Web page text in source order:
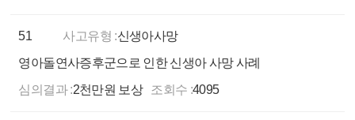
51 사고유형 :신생아사망
영아돌연사증후군으로 인한 신생아 사망 사례
심의결과 :2천만원 보상 조회수 :4095